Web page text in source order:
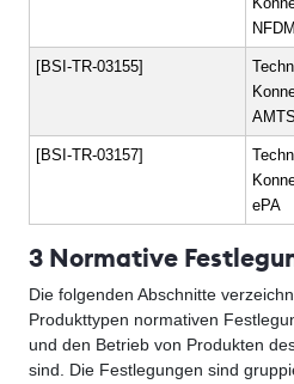
NFDM
[BSI-TR-03155]
AMTS
[BSI-TR-03157]
ePA
3 Normative
Die folgenden Abschnitte
Produkttypen normativen
und den Betrieb von Produkten
sind. Die Festlegungen sind